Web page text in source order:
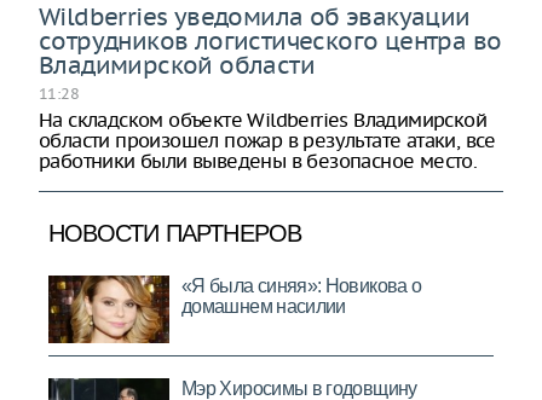
Wildberries уведомила об эвакуации
сотрудников логистического центра во
Владимирской области
11:28
На складском объекте Wildberries Владимирской
области произошел пожар в результате атаки, все
работники были выведены в безопасное место.